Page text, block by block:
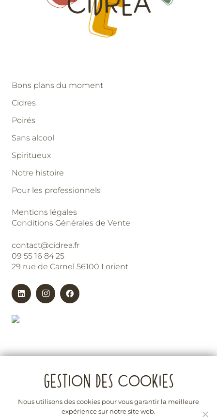
Bons plans du moment
Cidres
Poirés
Sans alcool
Spiritueux
Notre histoire
Pour les professionnels
Mentions légales
Conditions Générales de Vente
contact@cidrea.fr
09 55 16 84 25
29 rue de Carnel 56100 Lorient
Nous utilisons des cookies pour vous garantir la meilleure
expérience sur notre site web.